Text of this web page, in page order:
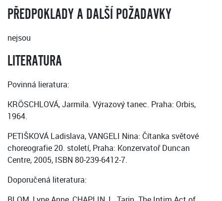
PŘEDPOKLADY A DALŠÍ POŽADAVKY
nejsou
LITERATURA
Povinná lieratura:
KRÖSCHLOVÁ, Jarmila. Výrazový tanec. Praha: Orbis,
1964.
PETIŠKOVÁ Ladislava, VANGELI Nina: Čítanka světové
choreografie 20. století, Praha: Konzervatoř Duncan
Centre, 2005, ISBN 80-239-6412-7.
Doporučená literatura: